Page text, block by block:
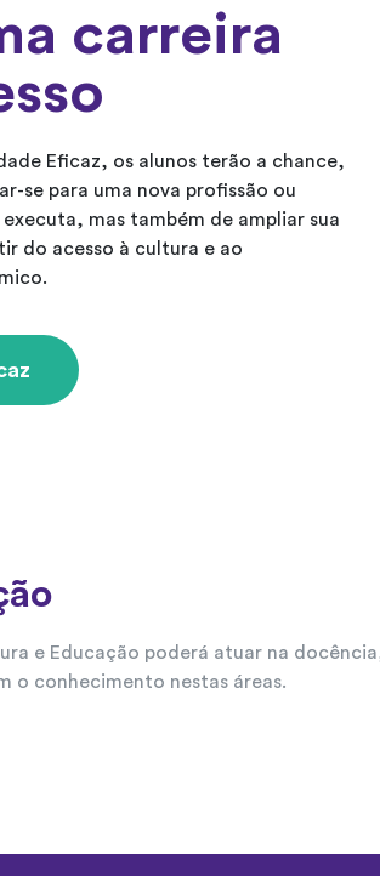
carreira
Eficaz, os alunos terão a chance,
se para uma nova profissão ou
mas também de ampliar sua
do acesso à cultura e ao
e Educação poderá atuar na
o conhecimento nestas áreas.